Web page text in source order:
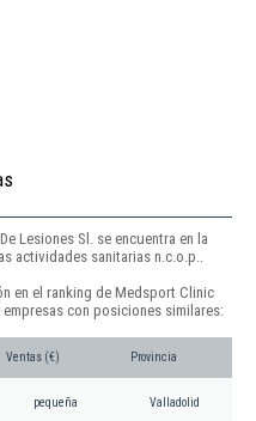
Lesiones Sl. se encuentra en la
actividades sanitarias n.c.o.p..
en el ranking de Medsport Clinic
empresas con posiciones similares:
Ventas (€) Provincia
pequeña Valladolid